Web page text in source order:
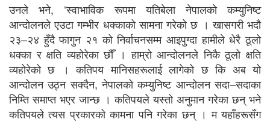
उनले भने, ‘स्वाभाविक रूपमा यतिबेला नेपालको कम्युनिष्ट
आन्दोलनले एउटा गम्भीर धक्काको सामना गरेको छ । खासगरी भदौ
२३–२४ हुँदै फागुन २१ को निर्वाचनसम्म आइपुग्दा हामीले धेरै ठूलो
धक्का र क्षति व्यहोरेका छौँ । हाम्रो आन्दोलनले निकै ठूलो क्षति
व्यहोरेको छ । कतिपय मानिसहरूलाई लागेको छ कि अब यो
आन्दोलन उठ्न सक्दैन, नेपालको कम्युनिष्ट आन्दोलन सदा–सदाका
निम्ति समाप्त भएर जान्छ । कतिपयले यस्तो अनुमान गरेका छन् भने
कतिपयले त्यस प्रकारको कामना पनि गरेका छन् । म यहाँहरूसँग